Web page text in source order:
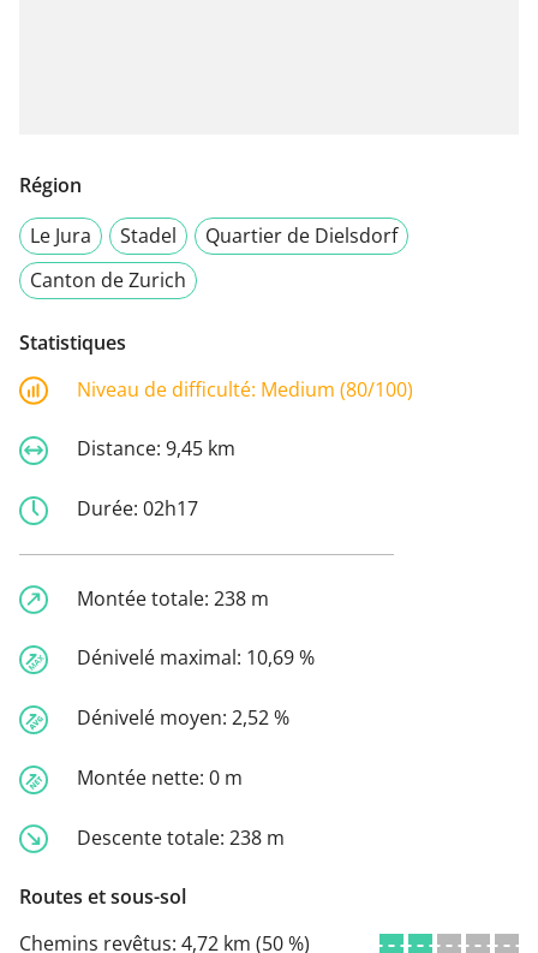
Région
Le Jura
Stadel
Quartier de Dielsdorf
Canton de Zurich
Statistiques
Niveau de difficulté: Medium (80/100)
Distance: 9,45 km
Durée: 02h17
Montée totale: 238 m
Dénivelé maximal: 10,69 %
Dénivelé moyen: 2,52 %
Montée nette: 0 m
Descente totale: 238 m
Routes et sous-sol
Chemins revêtus: 4,72 km (50 %)